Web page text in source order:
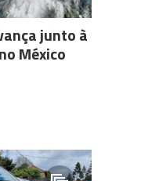
junto à
México